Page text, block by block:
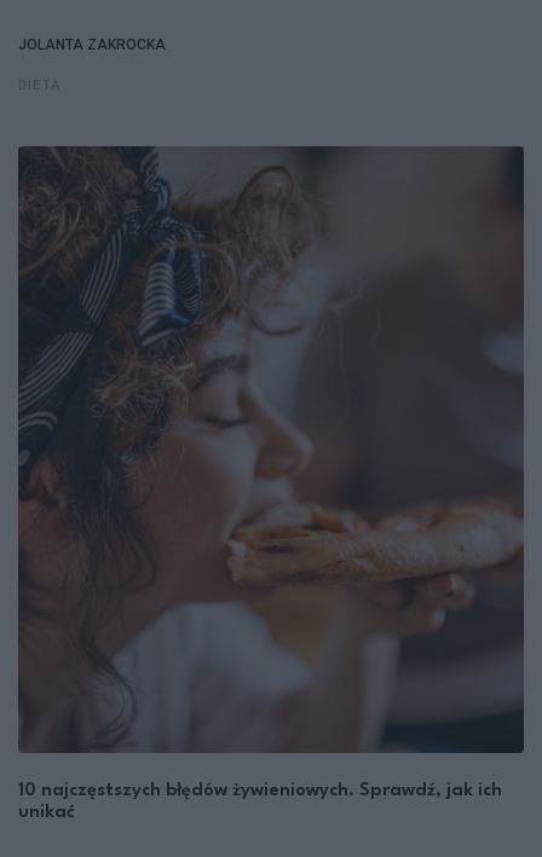
JOLANTA ZAKROCKA
10 najczęstszych błędów żywieniowych. Sprawdź, jak ich
unikać